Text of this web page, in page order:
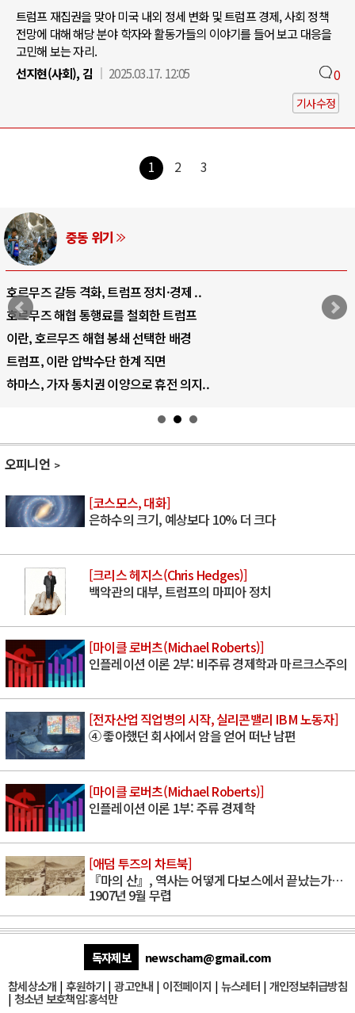
트럼프 재집권을 맞아 미국 내외 정세 변화 및 트럼프 경제, 사회 정책
전망에 대해 해당 분야 학자와 활동가들의 이야기를 들어 보고 대응을
고민해 보는 자리.
선지현(사회), 김
2025.03.17. 12:05 0
기사수정
1 2 3
중동 위기
호르무즈 갈등 격화, 트럼프 정치·경제 ..
호르무즈 해협 통행료를 철회한 트럼프
이란, 호르무즈 해협 봉쇄 선택한 배경
트럼프, 이란 압박수단 한계 직면
하마스, 가자 통치권 이양으로 휴전 의지..
오피니언
[코스모스, 대화]
은하수의 크기, 예상보다 10% 더 크다
[크리스 헤지스(Chris Hedges)]
백악관의 대부, 트럼프의 마피아 정치
[마이클 로버츠(Michael Roberts)]
인플레이션 이론 2부: 비주류 경제학과 마르크스주의
[전자산업 직업병의 시작, 실리콘밸리 IBM 노동자]
④ 좋아했던 회사에서 암을 얻어 떠난 남편
[마이클 로버츠(Michael Roberts)]
인플레이션 이론 1부: 주류 경제학
[애덤 투즈의 차트북]
『마의 산』, 역사는 어떻게 다보스에서 끝났는가…
1907년 9월 무렵
독자제보
newscham@gmail.com
참세상소개 | 후원하기 |광고안내 | 이전페이지 | 뉴스레터| 개인정보취급방침
| 청소년 보호책임:홍석만